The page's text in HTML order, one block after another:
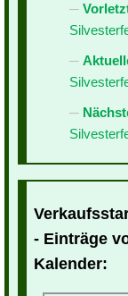
- Einträge
Kalender: